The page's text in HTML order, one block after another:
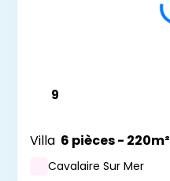
9
Villa 6 pièces - 220m²
Cavalaire Sur Mer